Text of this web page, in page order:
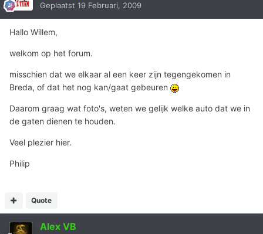
Geplaatst 19 Februari, 2009
Hallo Willem,
welkom op het forum.
misschien dat we elkaar al een keer zijn tegengekomen in
Breda, of dat het nog kan/gaat gebeuren
Daarom graag wat foto's, weten we gelijk welke auto dat we in
de gaten dienen te houden.
Veel plezier hier.
Philip
Quote
Alex VB